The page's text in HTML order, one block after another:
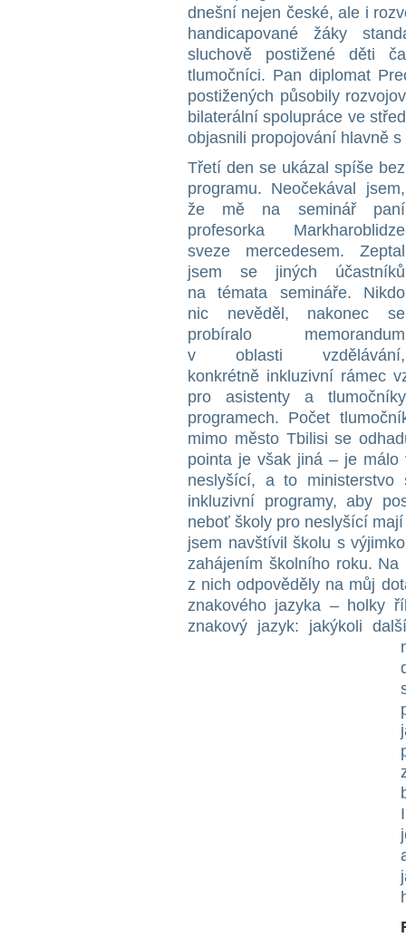
dnešní nejen české, ale i
handicapované žáky
sluchově postižené děti
tlumočníci. Pan diplomat
postižených působily
bilaterální spolupráce ve
objasnili propojování hlavně
Třetí den se ukázal spíše bez
programu. Neočekával jsem,
že mě na seminář paní
profesorka Markharoblidze
sveze mercedesem. Zeptal
jsem se jiných účastníků
na témata semináře. Nikdo
nic nevěděl, nakonec se
probíralo memorandum
v oblasti vzdělávání,
konkrétně inkluzivní rámec
pro asistenty a
programech. Počet
mimo město Tbilisi se
pointa je však jiná – je málo
neslyšící, a to
inkluzivní programy, aby
neboť školy pro neslyšící
jsem navštívil školu s
zahájením školního roku.
z nich odpověděly na můj
znakového jazyka – holky
znakový jazyk: jakýkoli